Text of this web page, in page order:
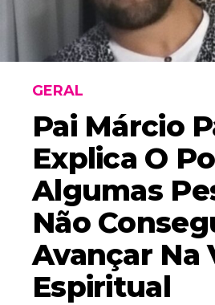
GERAL
Pai Márcio
Explica O
Algumas
Não
Avançar Na
Espiritual